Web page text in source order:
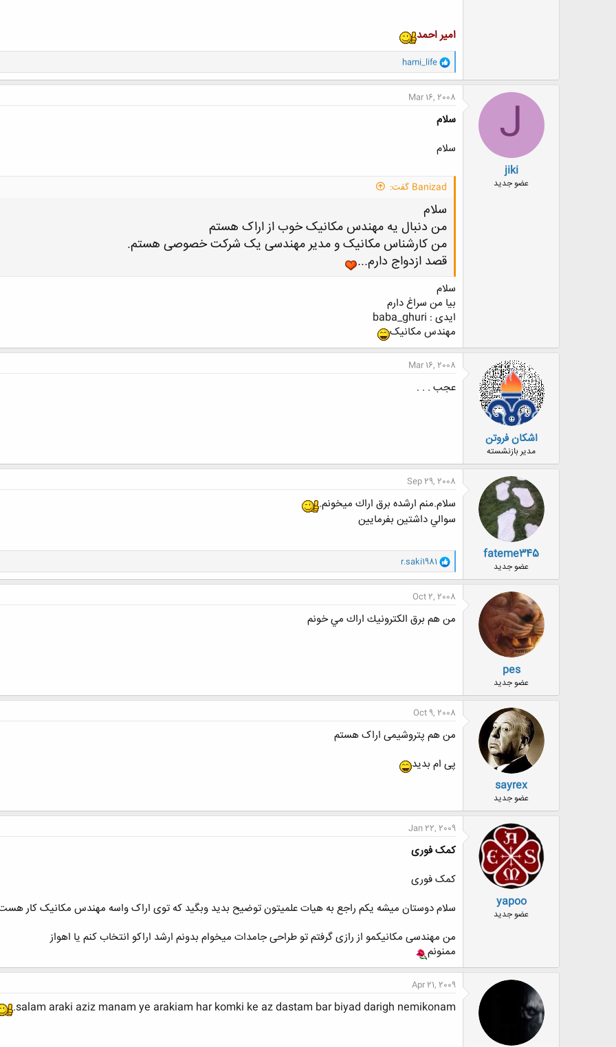
امیر احمد
و
ا
ک
ن
ش
ا
hami_life
J
jiki
عضو جدید
Mar 16, 2008
سلام
سلام
Banizad گفت:
سلام
من دنبال یه مهندس مکانیک خوب از اراک هستم
من کارشناس مکانیک و مدیر مهندسی یک شرکت خصوصی هستم.
قصد ازدواج دارم...
سلام
بیا من سراغ دارم
ایدی : baba_ghuri
مهندس مکانیک
اشکان فروتن
مدیر بازنشسته
Mar 16, 2008
عجب . . .
fateme345
عضو جدید
Sep 29, 2008
سلام.منم ارشده برق اراك ميخونم.
سوالي داشتين بفرمايين
و
ا
ک
ن
ش
ه
ا
r.saki1981
pes
عضو جدید
Oct 2, 2008
من هم برق الكترونيك اراك مي خونم
sayrex
عضو جدید
Oct 9, 2008
من هم پتروشیمی اراک هستم
پی ام بدید
yapoo
عضو جدید
Jan 22, 2009
کمک فوری
کمک فوری
سلام دوستان میشه یکم راجع به هیات علمیتون توضیح بدید وبگید که توی اراک واسه مهندس مکانیک کار
من مهندسی مکانیکمو از رازی گرفتم تو طراحی جامدات میخوام بدونم ارشد اراکو انتخاب کنم یا اهواز
ممنونم
Apr 21, 2009
salam araki aziz manam ye arakiam har komki ke az dastam bar biyad darigh nemikonam.